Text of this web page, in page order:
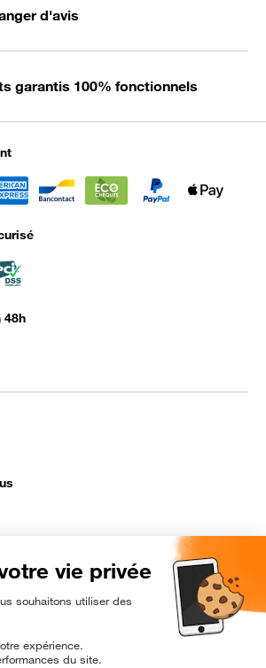
d'avis
garantis 100% fonctionnels
48h